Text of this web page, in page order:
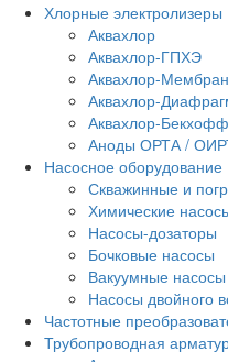
Хлорные электролизеры
Аквахлор
Аквахлор-ГПХЭ
Аквахлор-
Аквахлор-
Аквахлор-Бекхофф
Аноды ОРТА /
Насосное оборудование
Скважинные и
Химические
Насосы-дозаторы
Бочковые насосы
Вакуумные насосы
Насосы двойного
Частотные
Трубопроводная